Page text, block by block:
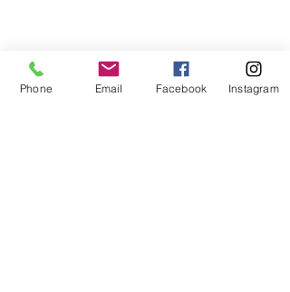
changer heureux percevoir ne pas convenir
détail
Phone Email Facebook Instagram